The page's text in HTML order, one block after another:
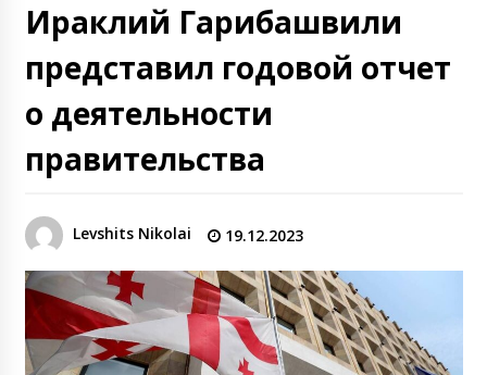
Ираклий Гарибашвили
представил годовой отчет
о деятельности
правительства
Levshits Nikolai 19.12.2023